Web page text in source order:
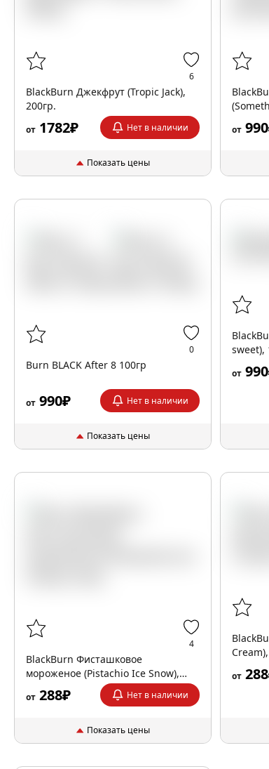
6
BlackBurn Джекфрут (Tropic Jack),
200гр.
от 1782₽ Нет в наличии
Показать цены
от
0
Burn BLACK After 8 100гр
от 990₽ Нет в наличии
Показать цены
sweet),
от
4
BlackBurn Фисташковое
мороженое (Pistachio Ice Snow),
25гр.
от 288₽ Нет в наличии
Показать цены
от